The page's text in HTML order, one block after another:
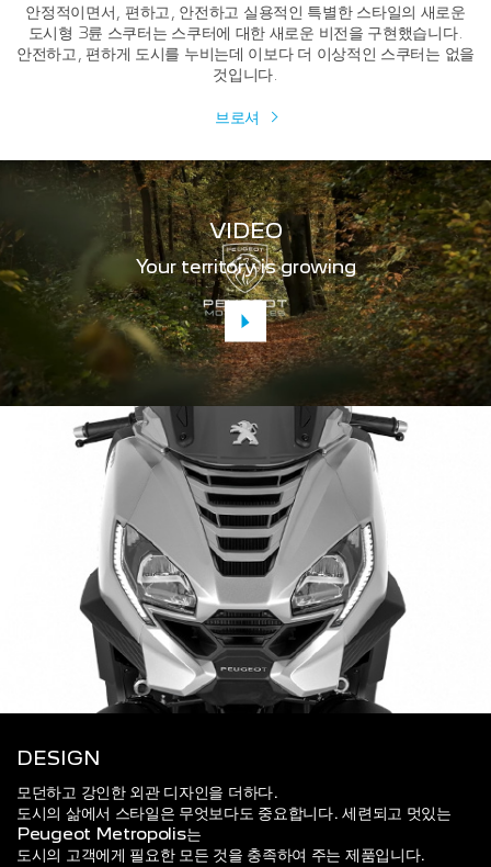
안정적이면서, 편하고, 안전하고 실용적인 특별한 스타일의 새로운
도시형 3륜 스쿠터는 스쿠터에 대한 새로운 비전을 구현했습니다.
안전하고, 편하게 도시를 누비는데 이보다 더 이상적인 스쿠터는 없을
것입니다.
브로셔
VIDEO
Your territory is growing
DESIGN
모던하고 강인한 외관 디자인을 더하다.
도시의 삶에서 스타일은 무엇보다도 중요합니다. 세련되고 멋있는
Peugeot Metropolis는
도시의 고객에게 필요한 모든 것을 충족하여 주는 제품입니다.